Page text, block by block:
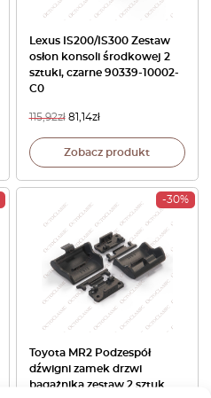
Lexus IS200/IS300 Zestaw
osłon konsoli środkowej 2
sztuki, czarne 90339-10002-
C0
115,92zł 81,14zł
Zobacz produkt
-30%
Toyota MR2 Podzespół
dźwigni zamek drzwi
bagażnika zestaw 2 sztuk